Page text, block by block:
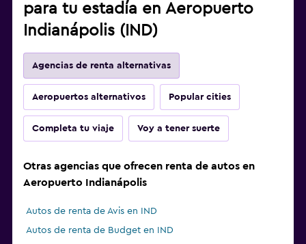
para tu estadía en Aeropuerto
Indianápolis (IND)
Agencias de renta alternativas
Aeropuertos alternativos Popular cities
Completa tu viaje Voy a tener suerte
Otras agencias que ofrecen renta de autos en
Aeropuerto Indianápolis
Autos de renta de Avis en IND
Autos de renta de Budget en IND